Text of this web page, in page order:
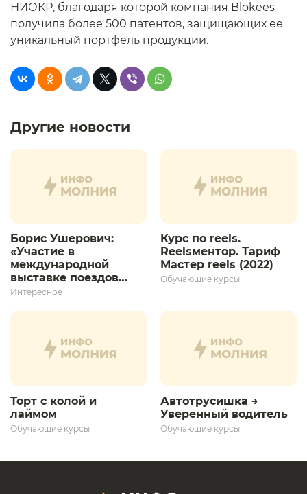
НИОКР, благодаря которой компания Blokees
получила более 500 патентов, защищающих ее
уникальный портфель продукции.
Другие новости
Борис Ушерович:
«Участие в
международной
выставке поездов
дает толчок для
развития»
Интересное
Курс по reels.
Reelsментор. Тариф
Мастер reels (2022)
Обучающие курсы
Торт с колой и
лаймом
Обучающие курсы
Автотрусишка →
Уверенный водитель​
Обучающие курсы